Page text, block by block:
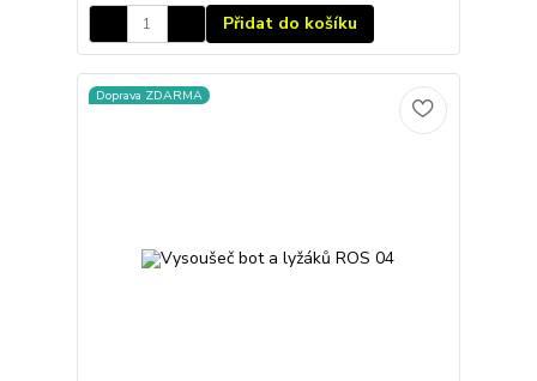
Přidat do košíku
Doprava ZDARMA